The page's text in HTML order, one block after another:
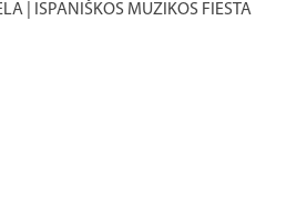
| ISPANIŠKOS MUZIKOS FIESTA